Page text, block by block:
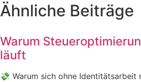
Ähnliche Beiträge
Warum
läuft
💸 Warum sich ohne Identitätsarbeit